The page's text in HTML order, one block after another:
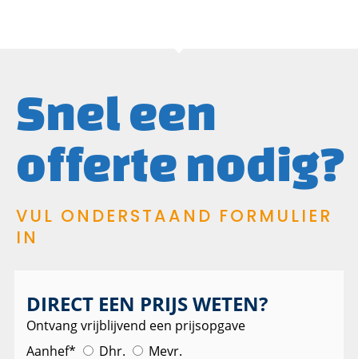
Snel een
offerte nodig?
VUL ONDERSTAAND FORMULIER
IN